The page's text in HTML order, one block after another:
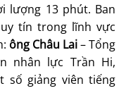
lượng 13 phút. Ban
tín trong lĩnh vực
ông Châu Lai– Tổng
nhân lực Trần Hi,
số giảng viên tiếng